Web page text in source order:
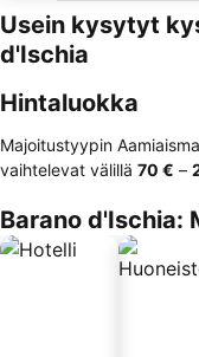
Usein kysytyt
d'Ischia
Hintaluokka
Majoitustyypin
vaihtelevat välillä ‎70 € –
Barano d'Ischia: